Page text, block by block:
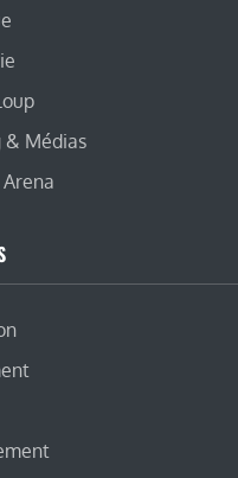
& Médias
Arena